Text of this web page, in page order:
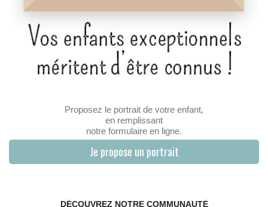
Proposez le portrait de votre enfant,
en remplissant
notre formulaire en ligne.
Je propose un portrait
DÉCOUVREZ NOTRE COMMUNAUTÉ